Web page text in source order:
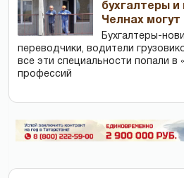
бухгалтеры
Челнах могут
Бухгалтеры-
переводчики, водители
все эти специальности попали в
профессий